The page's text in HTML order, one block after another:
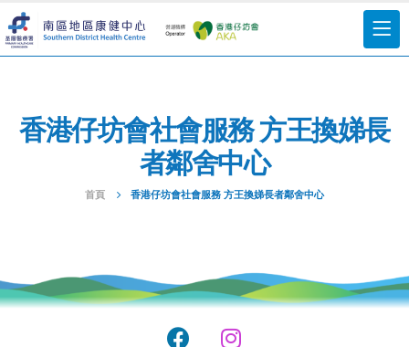
香港仔坊會社會服務 方王換娣長
者鄰舍中心
首頁 香港仔坊會社會服務 方王換娣長者鄰舍中心